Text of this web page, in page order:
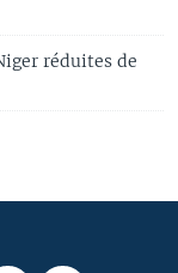
réduites de